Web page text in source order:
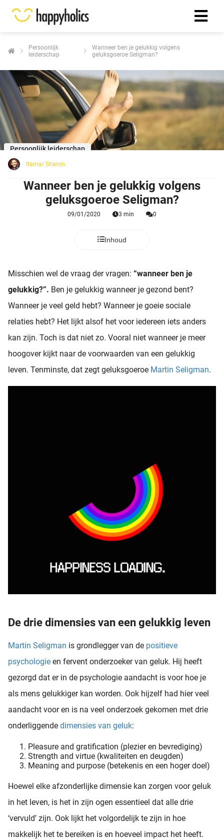
Persoonlijk
leiderschap
Wanneer ben je gelukkig volgens
geluksgoeroe Seligman?
Persoonlijk leiderschap
Itamar Sharon
Wanneer ben je gelukkig volgens
geluksgoeroe Seligman?
09/01/2020 3 min 0
Inhoud
Misschien wel de vraag der vragen: “wanneer ben je
gelukkig?”. Ben je gelukkig wanneer je gezond bent?
Wanneer je veel geld hebt? Wanneer je goeie sociale
relaties hebt? Het lijkt alsof het voor iedereen iets anders
kan zijn. Toch is dat niet zo. Vooral niet wanneer je meer
hoogover kijkt naar de voorwaarden van een gelukkig
leven. Tenminste, dat zegt geluksgoeroe Martin Seligman.
De drie dimensies van een gelukkig leven
Martin Seligman is grondlegger van de positieve
psychologie en fervent onderzoeker van geluk. Hij heeft
gezorgd dat er in de psychologie aandacht is voor hoe je
als mens gelukkiger kan worden. Ook hijzelf had hier veel
aandacht voor en is na veel onderzoek gekomen met drie
onderliggende dimensies van geluk:
Pleasure and gratification (plezier en bevrediging)
Strength and virtue (kwaliteiten en deugden)
Meaning and purpose (betekenis en een hoger doel)
Hoewel elke afzonderlijke dimensie kan zorgen voor geluk
in het leven, is het in zijn ogen essentieel dat alle drie
‘vervuld’ zijn. Ook lijkt het volgordelijk te zijn in hoe
makkelijk het te bereiken is en hoeveel impact het heeft.